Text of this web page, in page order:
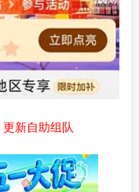
更新自助组队